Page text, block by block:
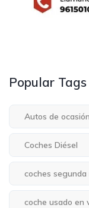
Popular Tags
Autos de ocasión
Coches Diésel
coches
coche usado en